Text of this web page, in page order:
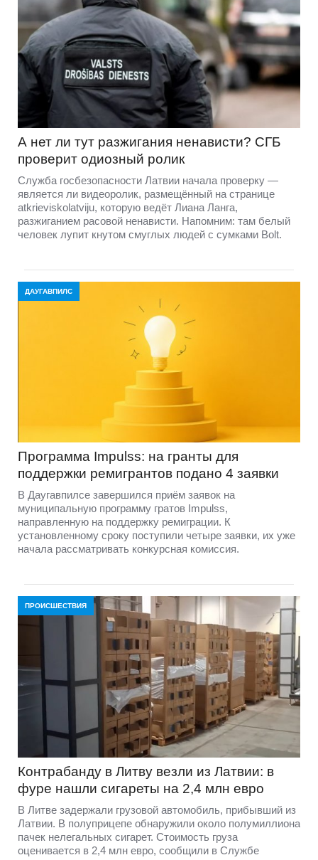
А нет ли тут разжигания ненависти? СГБ
проверит одиозный ролик
Служба госбезопасности Латвии начала проверку —
является ли видеоролик, размещённый на странице
atkrieviskolatviju, которую ведёт Лиана Ланга,
разжиганием расовой ненависти. Напомним: там белый
человек лупит кнутом смуглых людей с сумками Bolt.
ДАУГАВПИЛС
Программа Impulss: на гранты для
поддержки ремигрантов подано 4 заявки
В Даугавпилсе завершился приём заявок на
муниципальную программу гратов Impulss,
направленную на поддержку ремиграции. К
установленному сроку поступили четыре заявки, их уже
начала рассматривать конкурсная комиссия.
ПРОИСШЕСТВИЯ
Контрабанду в Литву везли из Латвии: в
фуре нашли сигареты на 2,4 млн евро
В Литве задержали грузовой автомобиль, прибывший из
Латвии. В полуприцепе обнаружили около полумиллиона
пачек нелегальных сигарет. Стоимость груза
оценивается в 2,4 млн евро, сообщили в Службе